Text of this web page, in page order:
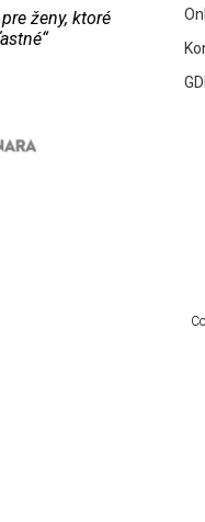
ženy, ktoré